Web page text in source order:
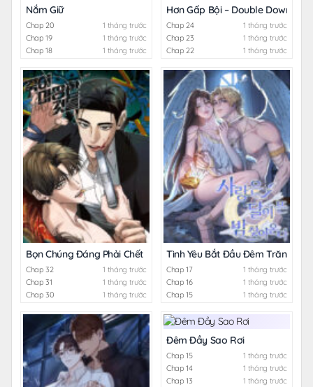
Nắm Giữ
Chap 20
1 tháng trước
Chap 19
1 tháng trước
Chap 18
1 tháng trước
Hơn Gấp Bội – Double Down
Chap 24
1 tháng trước
Chap 23
1 tháng trước
Chap 22
1 tháng trước
Bọn Chúng Đáng Phải Chết
Chap 32
1 tháng trước
Chap 31
1 tháng trước
Chap 30
1 tháng trước
Tình Yêu Bắt Đầu Đêm Trăng
Chap 17
1 tháng trước
Chap 16
1 tháng trước
Chap 15
1 tháng trước
Đêm Đầy Sao Rơi
Chap 15
1 tháng trước
Chap 14
1 tháng trước
Chap 13
1 tháng trước